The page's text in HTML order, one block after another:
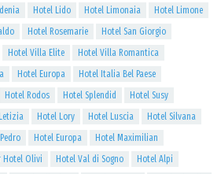
Hotel Lido Hotel Limonaia
Hotel Limone
Hotel Rosemarie
Hotel San Giorgio
Hotel Villa Elite
Hotel Villa Romantica
Hotel Europa
Hotel Italia Bel Paese
Hotel Rodos Hotel Splendid
Hotel Susy
Hotel Lory Hotel Luscia
Hotel Silvana
Hotel Europa
Hotel Maximilian
Hotel Olivi Hotel Val di Sogno
Hotel Alpi